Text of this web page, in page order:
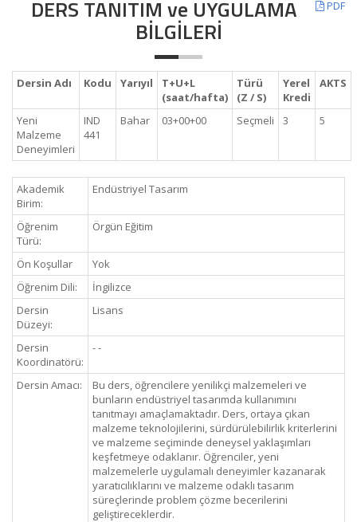
PDF
DERS TANITIM ve UYGULAMA
BİLGİLERİ
Dersin Adı Kodu Yarıyıl
T+U+L
(saat/hafta)
Türü
(Z / S)
Yerel
Kredi
AKTS
Yeni
Malzeme
Deneyimleri
IND
441
Bahar 03+00+00 Seçmeli 3 5
Akademik
Birim:
Endüstriyel Tasarım
Öğrenim
Türü:
Örgün Eğitim
Ön Koşullar
Yok
Öğrenim Dili:
İngilizce
Dersin
Düzeyi:
Lisans
Dersin
Koordinatörü:
- -
Dersin Amacı:
Bu ders, öğrencilere yenilikçi malzemeleri ve
bunların endüstriyel tasarımda kullanımını
tanıtmayı amaçlamaktadır. Ders, ortaya çıkan
malzeme teknolojilerini, sürdürülebilirlik kriterlerini
ve malzeme seçiminde deneysel yaklaşımları
keşfetmeye odaklanır. Öğrenciler, yeni
malzemelerle uygulamalı deneyimler kazanarak
yaratıcılıklarını ve malzeme odaklı tasarım
süreçlerinde problem çözme becerilerini
geliştireceklerdir.